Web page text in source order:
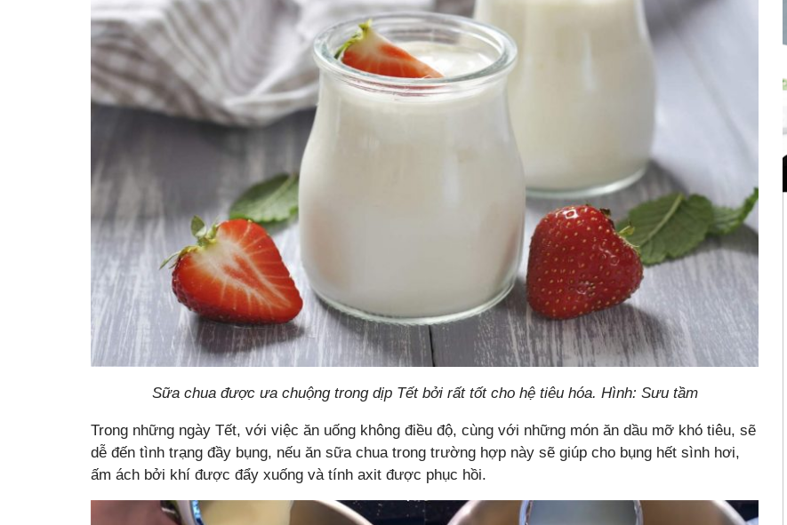
Sữa chua được ưa chuộng trong dịp Tết bởi rất tốt cho hệ tiêu hóa. Hình: Sưu tầm
Trong những ngày Tết, với việc ăn uống không điều độ, cùng với những món ăn dầu mỡ khó tiêu, sẽ
dễ đến tình trạng đầy bụng, nếu ăn sữa chua trong trường hợp này sẽ giúp cho bụng hết sình hơi,
ấm ách bởi khí được đẩy xuống và tính axit được phục hồi.